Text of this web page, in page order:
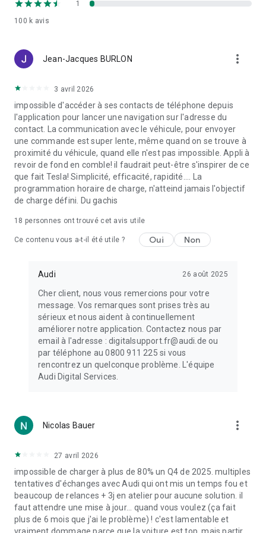
votre véhicule
Service
d’entretien à venir ainsi que toutes les informations relatives
aux travaux supplémentaires
­ Accédez à votre carnet de bord numérique avec l’application
­ Trouvez votre partenaire Audi Service le plus proche
­ Gérez vos dépenses et vos trajets dans votre carnet de bord
et de frais numérique
Il est nécessaire de s’inscrire sur myAudi pour utiliser les
services myAudi connect. La disponibilité des services peut
L’application myAudi est une offre de l’importateur sur le
marché concerné. Vous trouverez des informations sur
l’importateur dans les mentions légales de l’application.
peuvent éventuellement ne pas être entièrement disponibles
recommandons de souscrire à un forfait données avec
connexion haut-débit – les coûts associés sont compris dans
le contrat signé avec votre fournisseur d’accès. Les fonctions
peuvent n’être que partiellement disponibles en cas de bande
passante insuffisante. Veuillez consulter à ce sujet les
restrictions de bande passante relatives au volume de
données de votre opérateur mobile.
Pour toute question, n’hésitez pas à nous contacter à
incidence sur l’autonomie de la batterie.
100 k avis
1
Jean-Jacques BURLON more_vert
3 avril 2026
impossible d'accéder à ses contacts de téléphone depuis
l'application pour lancer une navigation sur l'adresse du
contact. La communication avec le véhicule, pour envoyer
une commande est super lente, même quand on se trouve à
proximité du véhicule, quand elle n'est pas impossible. Appli à
revoir de fond en comble! il faudrait peut-être s'inspirer de ce
que fait Tesla! Simplicité, efficacité, rapidité.... La
programmation horaire de charge, n'atteind jamais l'objectif
de charge défini. Du gachis
18 personnes ont trouvé cet avis utile
Ce contenu vous a-t-il été utile ? Oui Non
Audi 26 août 2025
Cher client, nous vous remercions pour votre
message. Vos remarques sont prises très au
sérieux et nous aident à continuellement
améliorer notre application. Contactez nous par
email à l'adresse : digitalsupport.fr@audi.de ou
par téléphone au 0800 911 225 si vous
rencontrez un quelconque problème. L'équipe
Audi Digital Services.
Nicolas Bauer more_vert
27 avril 2026
impossible de charger à plus de 80% un Q4 de 2025. multiples
tentatives d'échanges avec Audi qui ont mis un temps fou et
beaucoup de relances + 3j en atelier pour aucune solution. il
faut attendre une mise à jour... quand vous voulez (ça fait
plus de 6 mois que j'ai le problème) ! c'est lamentable et